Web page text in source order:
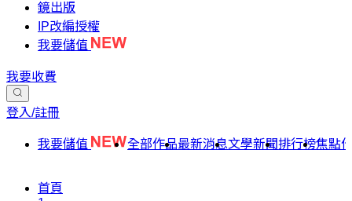
鏡出版
IP改編授權
我要儲值
我要收費
登入/註冊
我要儲值 全部作品最新消息文學新聞排行榜焦點
首頁